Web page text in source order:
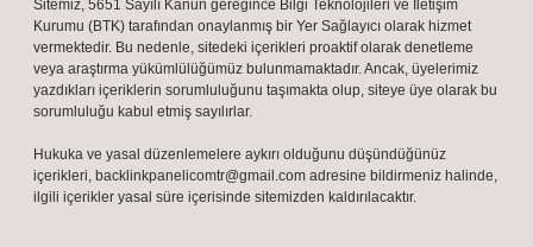
Sitemiz, 5651 Sayılı Kanun gereğince Bilgi Teknolojileri ve İletişim
Kurumu (BTK) tarafından onaylanmış bir Yer Sağlayıcı olarak hizmet
vermektedir. Bu nedenle, sitedeki içerikleri proaktif olarak denetleme
veya araştırma yükümlülüğümüz bulunmamaktadır. Ancak, üyelerimiz
yazdıkları içeriklerin sorumluluğunu taşımakta olup, siteye üye olarak bu
sorumluluğu kabul etmiş sayılırlar.
Hukuka ve yasal düzenlemelere aykırı olduğunu düşündüğünüz
içerikleri, backlinkpanelicomtr@gmail.com adresine bildirmeniz halinde,
ilgili içerikler yasal süre içerisinde sitemizden kaldırılacaktır.